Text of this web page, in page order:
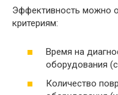
Эффективность можно
критериям:
Время на
оборудования
Количество